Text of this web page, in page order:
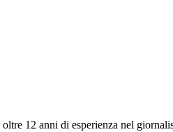
12 anni di esperienza nel